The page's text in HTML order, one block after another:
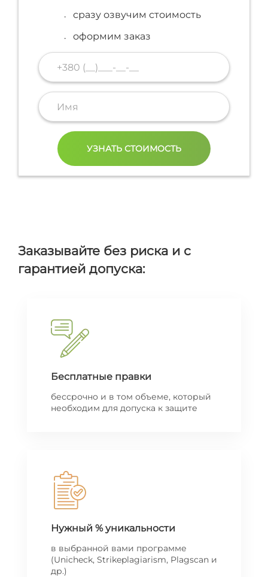
сразу озвучим стоимость
оформим заказ
Заказывайте без риска и с
гарантией допуска:
Бесплатные правки
бессрочно и в том объеме, который
необходим для допуска к защите
Нужный % уникальности
в выбранной вами программе
(Unicheck, Strikeplagiarism, Plagscan и
др.)